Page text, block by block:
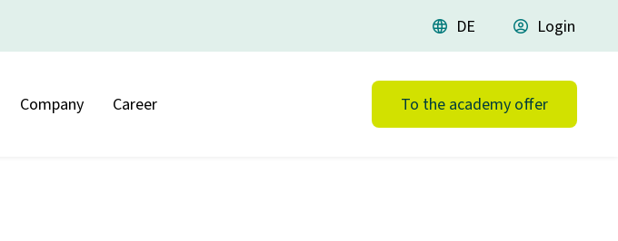
language DE account_circle Login
Company Career To the academy offer